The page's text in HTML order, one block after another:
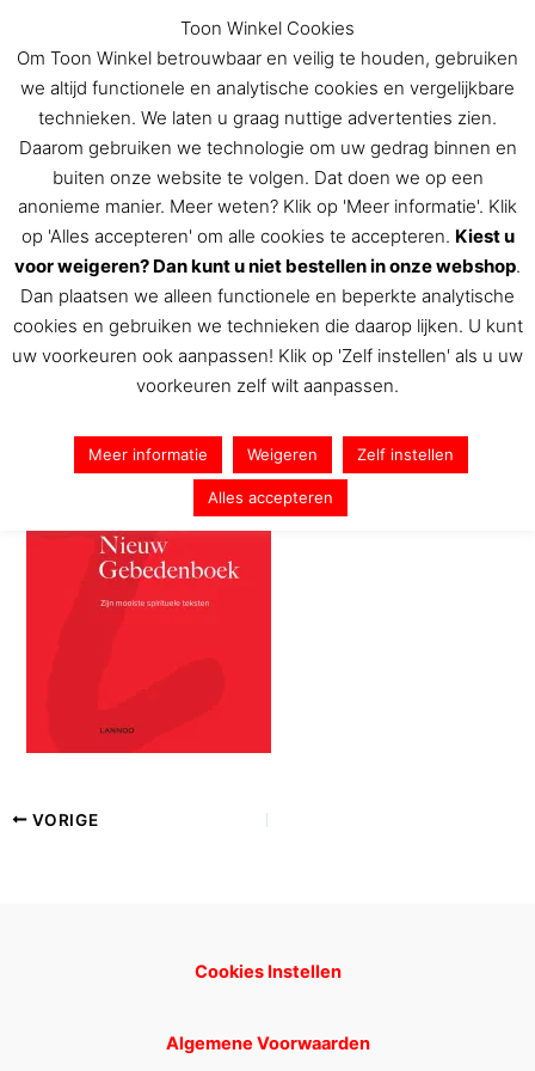
inhoud
De Toon Hermans winkel
Nieuw Gebedenboek
DoorToon Hermans/16 augustus 2017
VORIGE
Cookies Instellen
Algemene Voorwaarden
Toon Winkel Cookies
Om Toon Winkel betrouwbaar en veilig te houden, gebruiken
we altijd functionele en analytische cookies en vergelijkbare
technieken. We laten u graag nuttige advertenties zien.
Daarom gebruiken we technologie om uw gedrag binnen en
buiten onze website te volgen. Dat doen we op een
anonieme manier. Meer weten? Klik op 'Meer informatie'. Klik
op 'Alles accepteren' om alle cookies te accepteren. Kiest u
voor weigeren? Dan kunt u niet bestellen in onze webshop.
Dan plaatsen we alleen functionele en beperkte analytische
cookies en gebruiken we technieken die daarop lijken. U kunt
uw voorkeuren ook aanpassen! Klik op 'Zelf instellen' als u uw
voorkeuren zelf wilt aanpassen.
Meer informatie Weigeren Zelf instellen
Alles accepteren